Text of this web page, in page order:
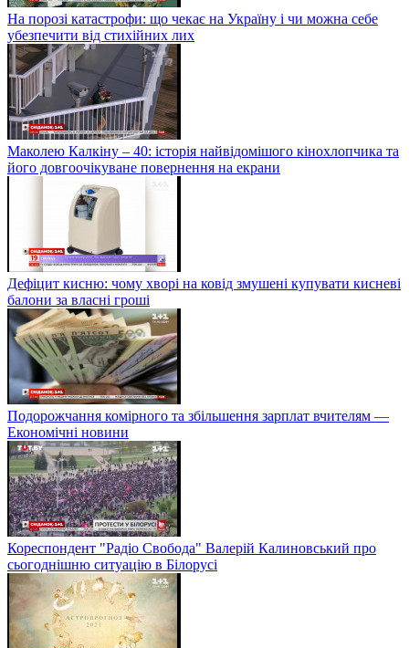
На порозі катастрофи: що чекає на Україну і чи можна себе
убезпечити від стихійних лих
Маколею Калкіну – 40: історія найвідомішого кінохлопчика та
його довгоочікуване повернення на екрани
Дефіцит кисню: чому хворі на ковід змушені купувати кисневі
балони за власні гроші
Подорожчання комірного та збільшення зарплат вчителям —
Економічні новини
Кореспондент "Радіо Свобода" Валерій Калиновський про
сьогоднішню ситуацію в Білорусі